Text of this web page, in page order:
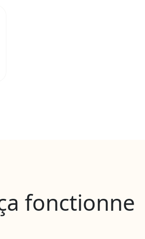
fonctionne